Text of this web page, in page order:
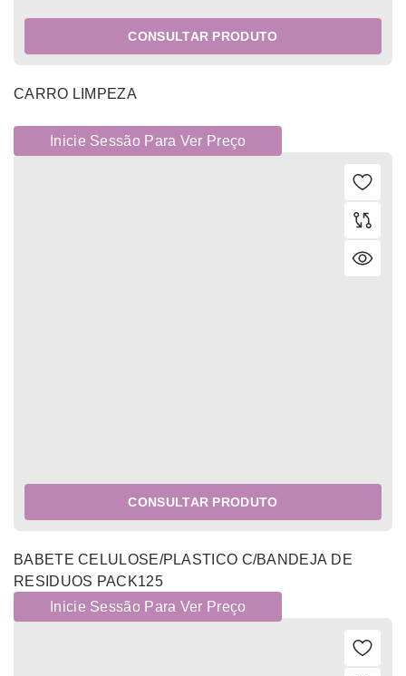
CONSULTAR PRODUTO
CARRO LIMPEZA
Inicie Sessão Para Ver Preço
CONSULTAR PRODUTO
BABETE CELULOSE/PLASTICO C/BANDEJA DE
RESIDUOS PACK125
Inicie Sessão Para Ver Preço